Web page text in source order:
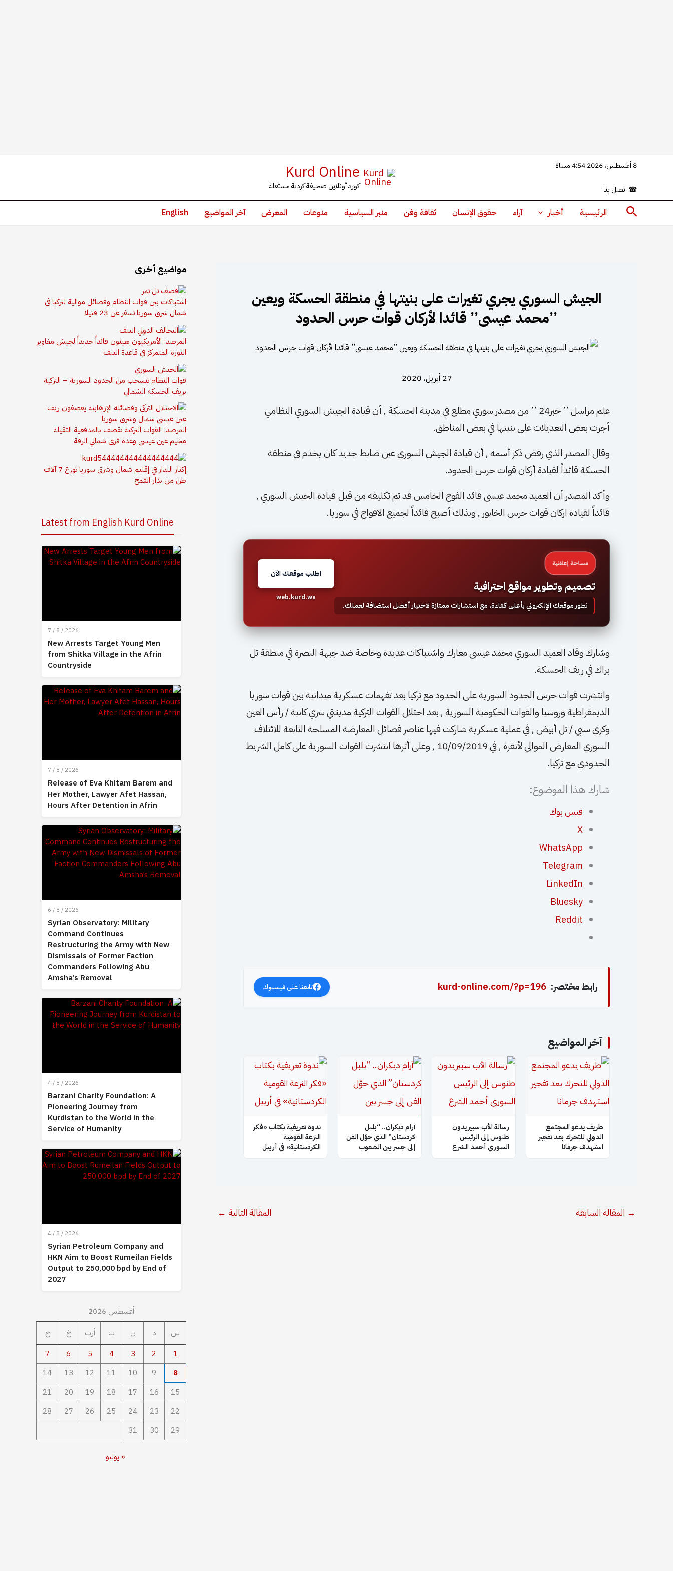
المحتوى
8 أغسطس، 2026 4:54 مساءً
☎ اتصل بنا
Kurd Online
كورد أونلاين صحيفة كردية مستقلة
البحث الرئيسية أخبار آراء حقوق الإنسان ثقافة وفن منبر السياسية منوعات المعرض آخر المواضيع English
الجيش السوري يجري تغيرات على بنيتها في منطقة الحسكة ويعين
’’محمد عيسى’’ قائدا لأركان قوات حرس الحدود
27 أبريل، 2020
علم مراسل ’’ خبر24 ’’ من مصدر سوري مطلع في مدينة الحسكة , أن قيادة الجيش السوري النظامي
أجرت بعض التعديلات على بنيتها في بعض المناطق.
وقال المصدر الذي رفض ذكر أسمه , أن قيادة الجيش السوري عين ضابط جديد كان يخدم في منطقة
الحسكة قائداً لقيادة أركان قوات حرس الحدود.
وأكد المصدر أن العميد محمد عيسى قائد الفوج الخامس قد تم تكليفه من قبل قيادة الجيش السوري ,
قائداً لقيادة اركان قوات حرس الخابور , وبذلك أصبح قائداً لجميع الافواج في سوريا.
مساحة إعلانية
تصميم وتطوير مواقع احترافية
نطور موقعك الإلكتروني بأعلى كفاءة، مع استشارات ممتازة لاختيار أفضل استضافة لعملك.
اطلب موقعك الآن
web.kurd.ws
وشارك وقاد العميد السوري محمد عيسى معارك واشتباكات عديدة وخاصة ضد جبهة النصرة في منطقة تل
براك في ريف الحسكة.
وانتشرت قوات حرس الحدود السورية على الحدود مع تركيا بعد تفهمات عسكرية ميدانية بين قوات سوريا
الديمقراطية وروسيا والقوات الحكومية السورية , بعد احتلال القوات التركية مدينتي سري كانية / رأس العين
وكري سبي / تل أبيض , في عملية عسكرية شاركت فيها عناصر فصائل المعارضة المسلحة التابعة للائتلاف
السوري المعارض الموالي لأنقرة , في 10/09/2019 , وعلى أثرها انتشرت القوات السورية على كامل الشريط
الحدودي مع تركيا.
شارك هذا الموضوع:
فيس بوك
X
WhatsApp
Telegram
LinkedIn
Bluesky
Reddit
رابط مختصر: kurd-online.com/?p=196 تابعنا على فيسبوك
آخر المواضيع
طريف يدعو المجتمع
الدولي للتحرك بعد تفجير
استهدف جرمانا
رسالة الأب سبيريدون
طنوس إلى الرئيس
السوري أحمد الشرع
آرام ديكران.. “بلبل
كردستان” الذي حوّل الفن
إلى جسر بين الشعوب
ندوة تعريفية بكتاب «فكر
النزعة القومية
الكردستانية» في أربيل
→ المقالة السابقة المقالة التالية ←
مواضيع أخرى
اشتباكات بين قوات النظام وفصائل موالية لتركيا في
شمال شرق سوريا تسفر عن 23 قتيلا
المرصد: الأمريكيون يعينون قائداً جديداً لجيش مغاوير
الثورة المتمركز في قاعدة التنف
قوات النظام تنسحب من الحدود السورية – التركية
بريف الحسكة الشمالي
المرصد: القوات التركية تقصف بالمدفعية الثقيلة
مخيم عين عيسى وعدة قرى شمالي الرقة
إكثار البذار في إقليم شمال وشرق سوريا توزع 7 آلاف
طن من بذار القمح
Latest from English Kurd Online
7 / 8 / 2026
New Arrests Target Young Men
from Shitka Village in the Afrin
Countryside
7 / 8 / 2026
Release of Eva Khitam Barem and
Her Mother, Lawyer Afet Hassan,
Hours After Detention in Afrin
6 / 8 / 2026
Syrian Observatory: Military
Command Continues
Restructuring the Army with New
Dismissals of Former Faction
Commanders Following Abu
Amsha’s Removal
4 / 8 / 2026
Barzani Charity Foundation: A
Pioneering Journey from
Kurdistan to the World in the
Service of Humanity
4 / 8 / 2026
Syrian Petroleum Company and
HKN Aim to Boost Rumeilan Fields
Output to 250,000 bpd by End of
2027
أغسطس 2026
س
د ن ث أرب خ
ج
1
2
3
4
5
6
7
8
9
10
11
12
13
14
15
16
17
18
19
20
21
22
23
24
25
26
27
28
29
30
31
« يوليو